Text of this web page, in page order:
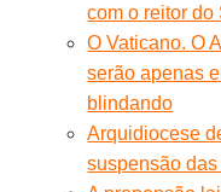
com o reitor do
O Vaticano. O
serão apenas
blindando
Arquidiocese
suspensão